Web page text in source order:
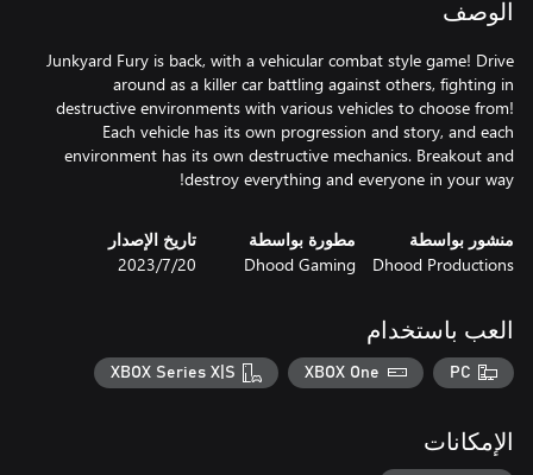
الوصف
Junkyard Fury is back, with a vehicular combat style game! Drive
around as a killer car battling against others, fighting in
destructive environments with various vehicles to choose from!
Each vehicle has its own progression and story, and each
environment has its own destructive mechanics. Breakout and
destroy everything and everyone in your way!
منشور بواسطة
Dhood Productions
مطورة بواسطة
Dhood Gaming
تاريخ الإصدار
20‏/7‏/2023
العب باستخدام
PC
XBOX One
XBOX Series X|S
الإمكانات